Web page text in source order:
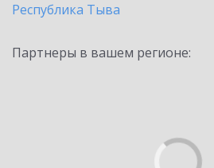
Республика Тыва
Партнеры в вашем регионе: